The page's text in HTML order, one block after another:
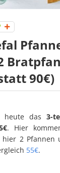
90€)
heute das 3-
. Hier
2 Pfannen
55€.